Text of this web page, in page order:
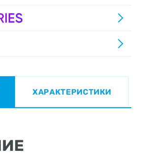
ХАРАКТЕРИСТИКИ